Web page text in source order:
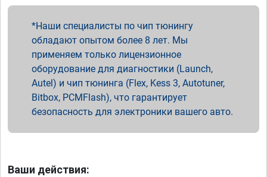
Наши специалисты по чип тюнингу
обладают опытом более 8 лет. Мы
применяем только лицензионное
оборудование для диагностики (Launch,
Autel) и чип тюнинга (Flex, Kess 3, Autotuner,
Bitbox, PCMFlash), что гарантирует
безопасность для электроники вашего авто.
Ваши действия: